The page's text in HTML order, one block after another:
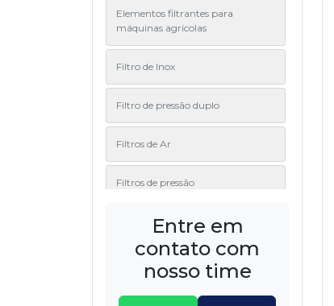
Elementos filtrantes para
máquinas agrícolas
Filtro de Inox
Filtro de pressão duplo
Filtros de Ar
Filtros de pressão
Filtros de Retorno
Filtros de Sucção
Entre em
contato com
nosso time